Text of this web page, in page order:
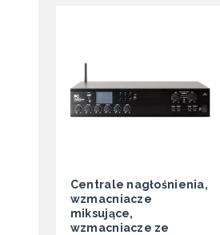
Centrale nagłośnienia,
wzmacniacze
miksujące,
wzmacniacze ze